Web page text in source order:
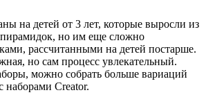
на детей от 3 лет, которые выросли из
пирамидок, но им еще сложно
рассчитанными на детей постарше.
но сам процесс увлекательный.
можно собрать больше вариаций
наборами Creator.